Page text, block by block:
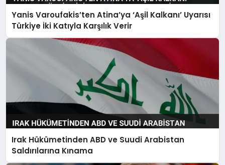
Yanis Varoufakis’ten Atina’ya ‘Aşil Kalkanı’ Uyarısı
Türkiye İki Katıyla Karşılık Verir
Irak Hükümetinden ABD ve Suudi Arabistan
Saldırılarına Kınama